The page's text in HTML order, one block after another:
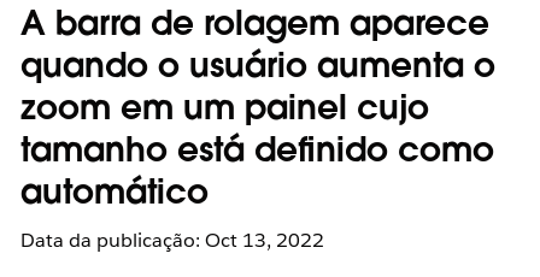
A barra de rolagem aparece
quando o usuário aumenta o
zoom em um painel cujo
tamanho está definido como
automático
Data da publicação: Oct 13, 2022